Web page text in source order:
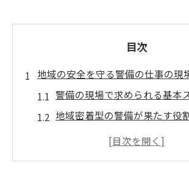
目次
地域の安全を守る警備の仕事の現
警備の現場で求められる基本
地域密着型の警備が果たす役
警備スタッフの一日と業務フ